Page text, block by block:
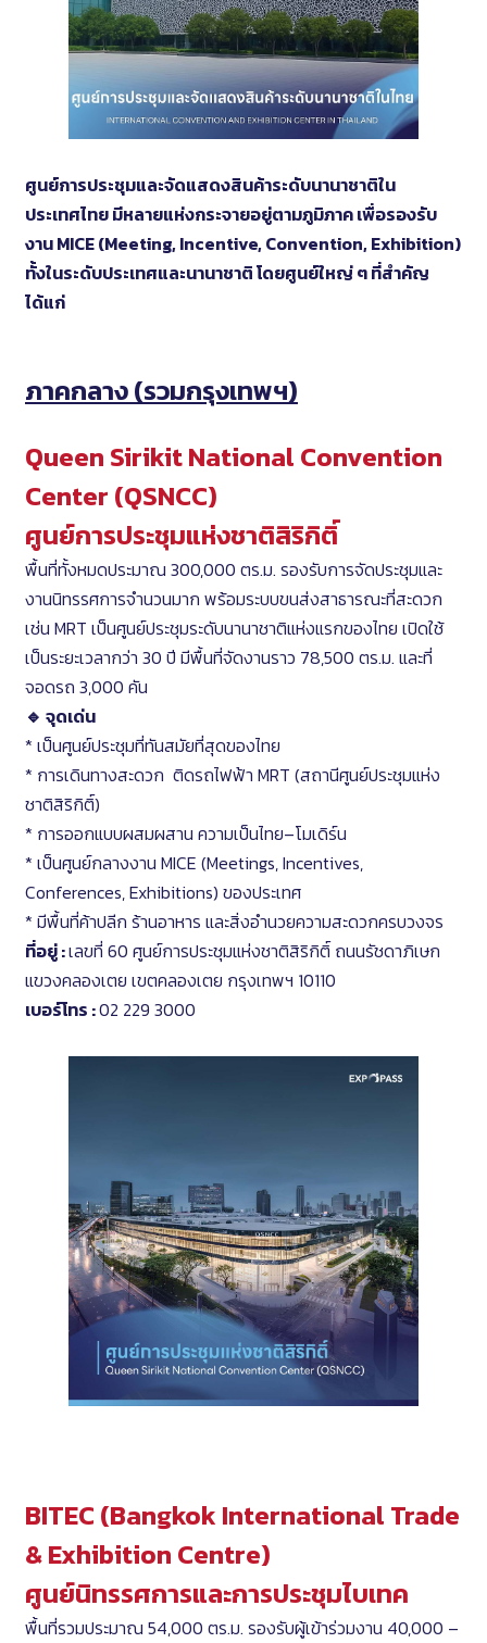
ศูนย์การประชุมและจัดแสดงสินค้าระดับนานาชาติใน
ประเทศไทย มีหลายแห่งกระจายอยู่ตามภูมิภาค เพื่อรองรับ
งาน MICE (Meeting, Incentive, Convention, Exhibition)
ทั้งในระดับประเทศและนานาชาติ โดยศูนย์ใหญ่ ๆ ที่สำคัญ
ได้แก่
ภาคกลาง (รวมกรุงเทพฯ)
Queen Sirikit National Convention
Center (QSNCC)
ศูนย์การประชุมแห่งชาติสิริกิติ์
พื้นที่ทั้งหมดประมาณ 300,000 ตร.ม. รองรับการจัดประชุมและ
งานนิทรรศการจำนวนมาก พร้อมระบบขนส่งสาธารณะที่สะดวก
เช่น MRT เป็นศูนย์ประชุมระดับนานาชาติแห่งแรกของไทย เปิดใช้
เป็นระยะเวลากว่า 30 ปี มีพื้นที่จัดงานราว 78,500 ตร.ม. และที่
จอดรถ 3,000 คัน
🔹 จุดเด่น
* เป็นศูนย์ประชุมที่ทันสมัยที่สุดของไทย
* การเดินทางสะดวก ติดรถไฟฟ้า MRT (สถานีศูนย์ประชุมแห่ง
ชาติสิริกิติ์)
* การออกแบบผสมผสาน ความเป็นไทย–โมเดิร์น
* เป็นศูนย์กลางงาน MICE (Meetings, Incentives,
Conferences, Exhibitions) ของประเทศ
* มีพื้นที่ค้าปลีก ร้านอาหาร และสิ่งอำนวยความสะดวกครบวงจร
ที่อยู่ :เลขที่ 60 ศูนย์การประชุมแห่งชาติสิริกิติ์ ถนนรัชดาภิเษก
แขวงคลองเตย เขตคลองเตย กรุงเทพฯ 10110
เบอร์โทร :02 229 3000
BITEC (Bangkok International Trade
& Exhibition Centre)
ศูนย์นิทรรศการและการประชุมไบเทค
พื้นที่รวมประมาณ 54,000 ตร.ม. รองรับผู้เข้าร่วมงาน 40,000 –